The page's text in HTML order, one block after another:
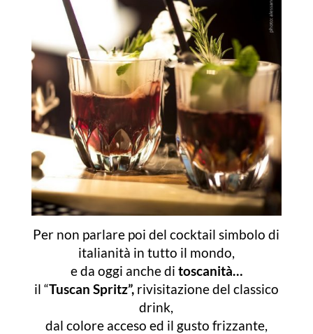
Per non parlare poi del cocktail simbolo di
italianità in tutto il mondo,
e da oggi anche di toscanità…
il “Tuscan Spritz”,rivisitazione del classico
drink,
dal colore acceso ed il gusto frizzante,